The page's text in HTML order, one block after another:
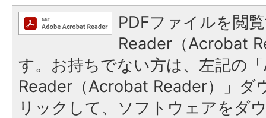
PDFファイルを閲
Reader（Acrobat
す。お持ちでない方は、左記の
Reader（Acrobat Reader）」ダ
リックして、ソフトウェアをダ